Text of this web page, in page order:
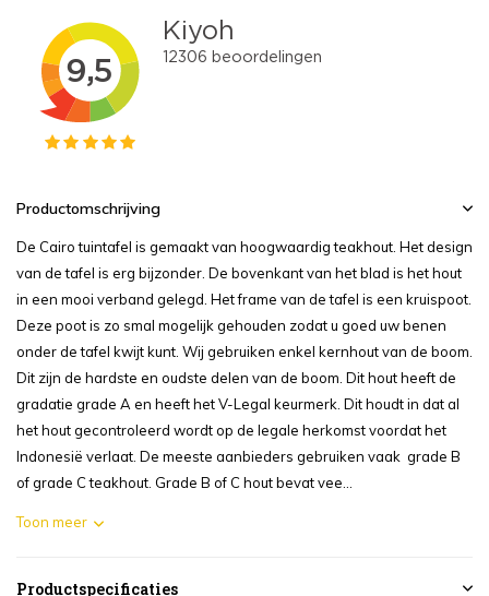
Productomschrijving
De Cairo tuintafel is gemaakt van hoogwaardig teakhout. Het design
van de tafel is erg bijzonder. De bovenkant van het blad is het hout
in een mooi verband gelegd. Het frame van de tafel is een kruispoot.
Deze poot is zo smal mogelijk gehouden zodat u goed uw benen
onder de tafel kwijt kunt. Wij gebruiken enkel kernhout van de boom.
Dit zijn de hardste en oudste delen van de boom. Dit hout heeft de
gradatie grade A en heeft het V-Legal keurmerk. Dit houdt in dat al
het hout gecontroleerd wordt op de legale herkomst voordat het
Indonesië verlaat. De meeste aanbieders gebruiken vaak grade B
of grade C teakhout. Grade B of C hout bevat vee...
Toon meer
Productspecificaties